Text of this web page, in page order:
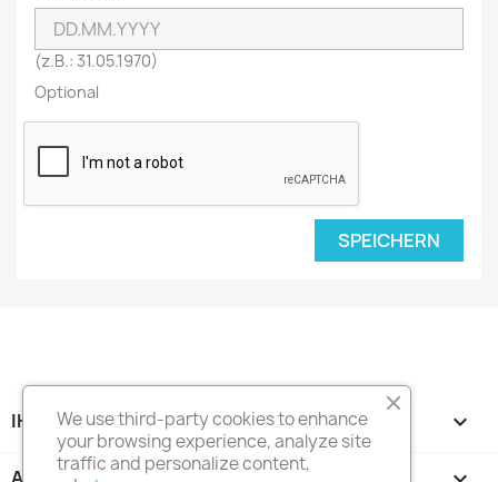
(z.B.: 31.05.1970)
Optional
SPEICHERN
IHR KONTO 
We use third-party cookies to enhance
your browsing experience, analyze site
traffic and personalize content,